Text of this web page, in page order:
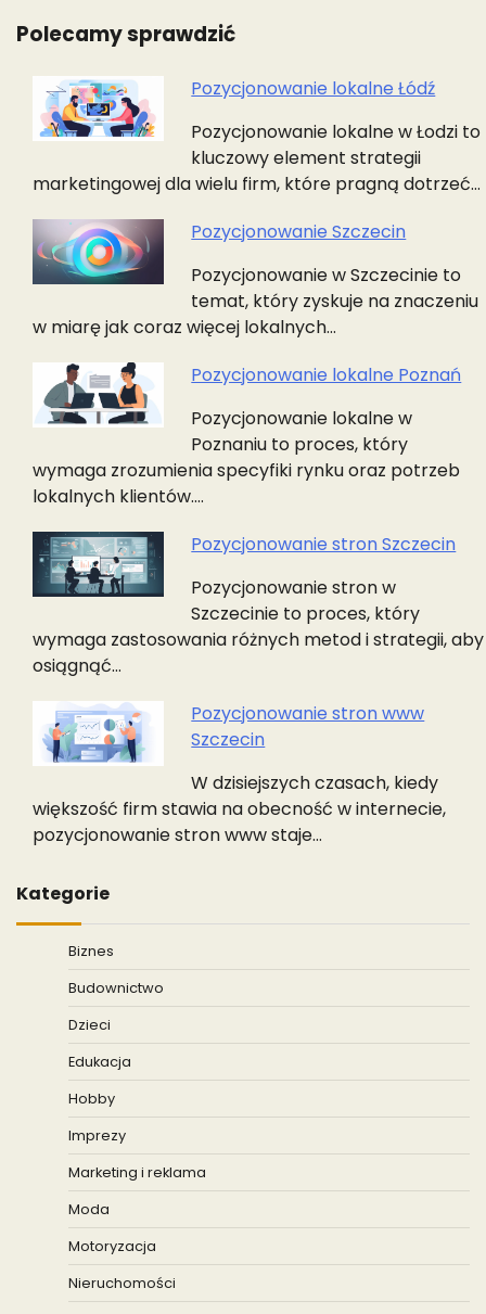
Polecamy sprawdzić
Pozycjonowanie lokalne Łódź
Pozycjonowanie lokalne w Łodzi to
kluczowy element strategii
marketingowej dla wielu firm, które pragną dotrzeć…
Pozycjonowanie Szczecin
Pozycjonowanie w Szczecinie to
temat, który zyskuje na znaczeniu
w miarę jak coraz więcej lokalnych…
Pozycjonowanie lokalne Poznań
Pozycjonowanie lokalne w
Poznaniu to proces, który
wymaga zrozumienia specyfiki rynku oraz potrzeb
lokalnych klientów.…
Pozycjonowanie stron Szczecin
Pozycjonowanie stron w
Szczecinie to proces, który
wymaga zastosowania różnych metod i strategii, aby
osiągnąć…
Pozycjonowanie stron www
Szczecin
W dzisiejszych czasach, kiedy
większość firm stawia na obecność w internecie,
pozycjonowanie stron www staje…
Nawigacja
Kategorie
Biznes
Budownictwo
Dzieci
Edukacja
Hobby
Imprezy
Marketing i reklama
Moda
Motoryzacja
Nieruchomości